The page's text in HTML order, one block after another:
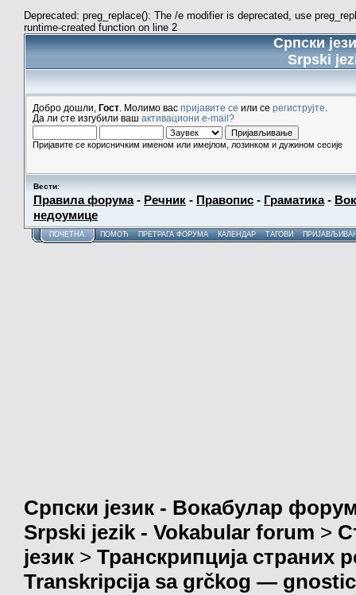
Deprecated: preg_replace(): The /e modifier is deprecated, use
runtime-created function on line 2
Српски
Srpski
Добро дошли, Гост . Молимо вас пријавите се или се региструјте
Да ли сте изгубили ваш активациони e-mail?
Пријавите се корисничким именом или имејлом, лозинком и дужином сесије
Вести:
Правила форума- Речник - Правопис - Граматика-
недоумице
ПОЧЕТНА ПОМОЋ ПРЕТРАГА ФОРУМА КАЛЕНДАР ТАГОВИ
Српски језик - Вокабулар
Srpski jezik - Vokabular forum >
језик > Транскрипција страних
Transkripcija sa grčkog —